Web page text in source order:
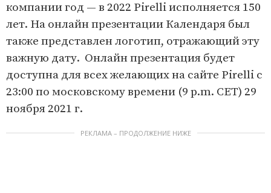
компании год — в 2022 Pirelli исполняется 150
лет. На онлайн презентации Календаря был
также представлен логотип, отражающий эту
важную дату. Онлайн презентация будет
доступна для всех желающих на сайте Pirelli с
23:00 по московскому времени (9 p.m. CET) 29
ноября 2021 г.
РЕКЛАМА – ПРОДОЛЖЕНИЕ НИЖЕ